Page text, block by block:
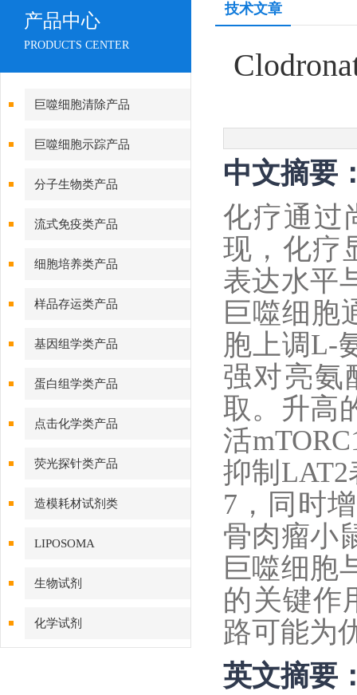
产品中心
PRODUCTS CENTER
巨噬细胞清除产品
巨噬细胞示踪产品
分子生物类产品
流式免疫类产品
细胞培养类产品
样品存运类产品
基因组学类产品
蛋白组学类产品
点击化学类产品
荧光探针类产品
造模耗材试剂类
LIPOSOMA
生物试剂
化学试剂
技术文章
中文摘要
化疗通过
现，化疗
表达水平
巨噬细胞
胞上调L-
强对亮氨
取。升高
活
抑制
7，同时
骨肉瘤小
巨噬细胞
的关键作
路可能为
英文摘要